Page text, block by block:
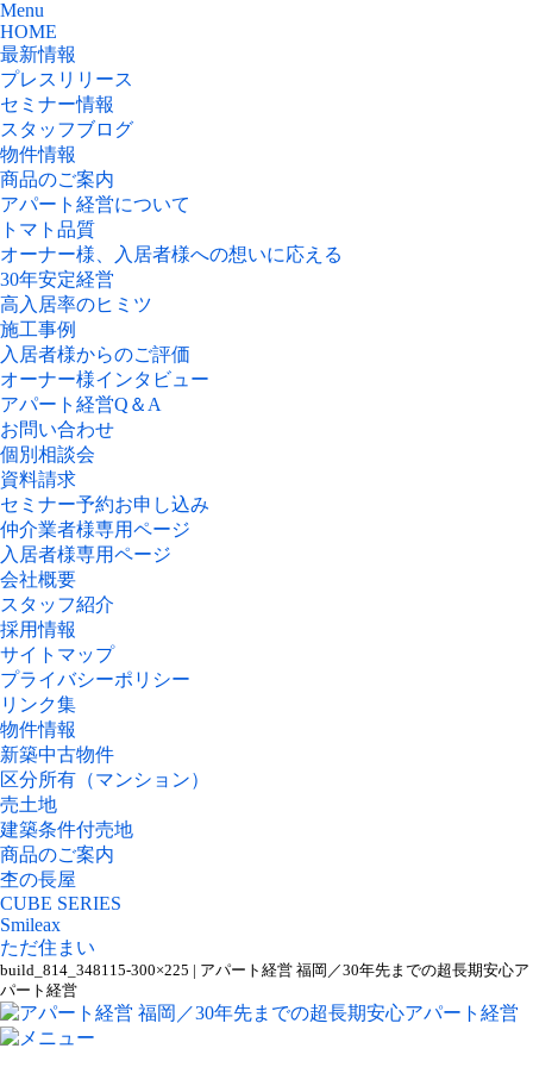
Menu
HOME
最新情報
プレスリリース
セミナー情報
スタッフブログ
物件情報
商品のご案内
アパート経営について
トマト品質
オーナー様、入居者様への想いに応える
30年安定経営
高入居率のヒミツ
施工事例
入居者様からのご評価
オーナー様インタビュー
アパート経営Q＆A
お問い合わせ
個別相談会
資料請求
セミナー予約お申し込み
仲介業者様専用ページ
入居者様専用ページ
会社概要
スタッフ紹介
採用情報
サイトマップ
プライバシーポリシー
リンク集
物件情報
新築中古物件
区分所有（マンション）
売土地
建築条件付売地
商品のご案内
杢の長屋
CUBE SERIES
Smileax
ただ住まい
build_814_348115-300×225 | アパート経営 福岡／30年先までの超長期安心ア
パート経営